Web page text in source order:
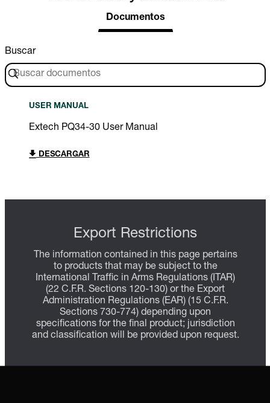
Documentos
Buscar
USER MANUAL
Extech PQ34-30 User Manual
DESCARGAR
Export Restrictions
The information contained in this page pertains
to products that may be subject to the
International Traffic in Arms Regulations (ITAR)
(22 C.F.R. Sections 120-130) or the Export
Administration Regulations (EAR) (15 C.F.R.
Sections 730-774) depending upon
specifications for the final product; jurisdiction
and classification will be provided upon request.